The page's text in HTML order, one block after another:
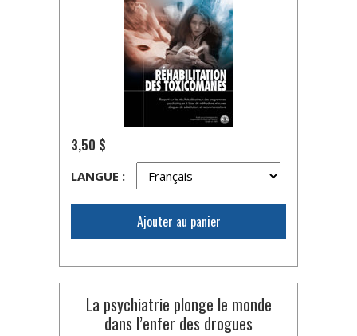
3,50 $
LANGUE :
Ajouter au panier
La psychiatrie plonge le monde
dans l’enfer des drogues